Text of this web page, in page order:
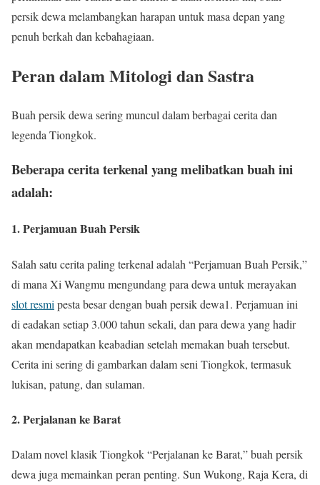
persik dewa melambangkan harapan untuk masa depan yang
penuh berkah dan kebahagiaan.
Peran dalam Mitologi dan Sastra
Buah persik dewa sering muncul dalam berbagai cerita dan
legenda Tiongkok.
Beberapa cerita terkenal yang melibatkan buah ini
adalah:
1. Perjamuan Buah Persik
Salah satu cerita paling terkenal adalah “Perjamuan Buah Persik,”
di mana Xi Wangmu mengundang para dewa untuk merayakan
slot resmi pesta besar dengan buah persik dewa1. Perjamuan ini
di eadakan setiap 3.000 tahun sekali, dan para dewa yang hadir
akan mendapatkan keabadian setelah memakan buah tersebut.
Cerita ini sering di gambarkan dalam seni Tiongkok, termasuk
lukisan, patung, dan sulaman.
2. Perjalanan ke Barat
Dalam novel klasik Tiongkok “Perjalanan ke Barat,” buah persik
dewa juga memainkan peran penting. Sun Wukong, Raja Kera, di